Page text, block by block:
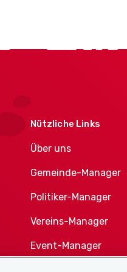
Nützliche Links
Über uns
Gemeinde-Manager
Politiker-Manager
Vereins-Manager
Event-Manager